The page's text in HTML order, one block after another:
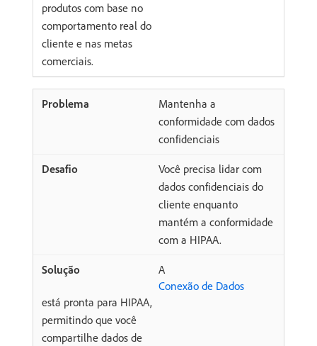
produtos com base no
comportamento real do
cliente e nas metas
comerciais.
Mantenha a
conformidade com dados
confidenciais
Você precisa lidar com
dados confidenciais do
cliente enquanto
mantém a conformidade
com a HIPAA.
A
Conexão de Dados
está pronta para HIPAA,
permitindo que você
compartilhe dados de